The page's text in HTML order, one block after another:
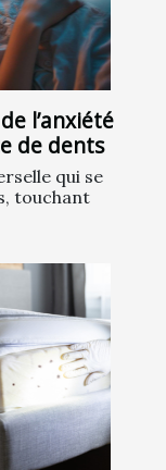
l’anxiété
de dents
qui se
touchant